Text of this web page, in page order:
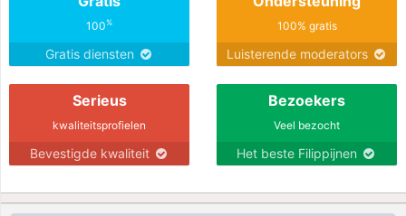
100%
Gratis diensten
100% gratis
Luisterende moderators
Serieus
kwaliteitsprofielen
Bevestigde kwaliteit
Bezoekers
Veel bezocht
Het beste Filippijnen